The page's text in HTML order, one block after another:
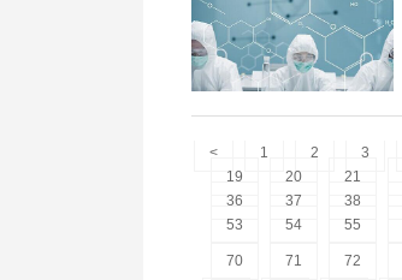
< 1 2 3
19
20 21
36
37 38
53
54 55
70 71 72